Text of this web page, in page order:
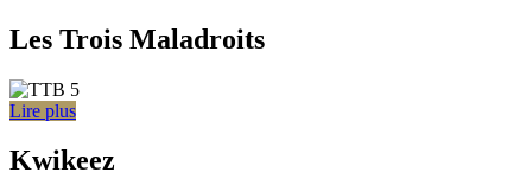
Les Trois Maladroits
Lire plus
Kwikeez